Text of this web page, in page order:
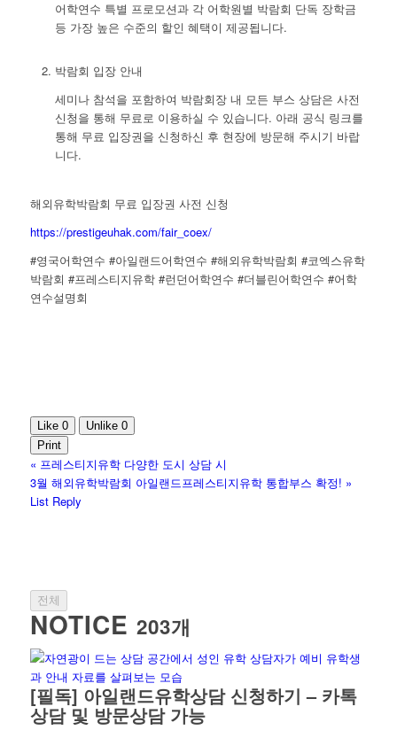
어학연수 특별 프로모션과 각 어학원별 박람회 단독 장학금
등 가장 높은 수준의 할인 혜택이 제공됩니다.
박람회 입장 안내
세미나 참석을 포함하여 박람회장 내 모든 부스 상담은 사전
신청을 통해 무료로 이용하실 수 있습니다. 아래 공식 링크를
통해 무료 입장권을 신청하신 후 현장에 방문해 주시기 바랍
니다.
해외유학박람회 무료 입장권 사전 신청
https://prestigeuhak.com/fair_coex/
#영국어학연수 #아일랜드어학연수 #해외유학박람회 #코엑스유학
박람회 #프레스티지유학 #런던어학연수 #더블린어학연수 #어학
연수설명회
Like 0 Unlike 0
Print
« 프레스티지유학 다양한 도시 상담 시
3월 해외유학박람회 아일랜드프레스티지유학 통합부스 확정! »
List Reply
전체
NOTICE 203개
[필독] 아일랜드유학상담 신청하기 – 카톡
상담 및 방문상담 가능